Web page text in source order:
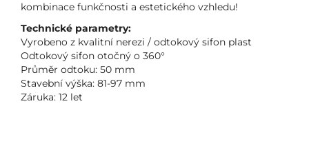
kombinace funkčnosti a estetického vzhledu!
Technické parametry:
Vyrobeno z kvalitní nerezi / odtokový sifon plast
Odtokový sifon otočný o 360°
Průměr odtoku: 50 mm
Stavební výška: 81-97 mm
Záruka: 12 let